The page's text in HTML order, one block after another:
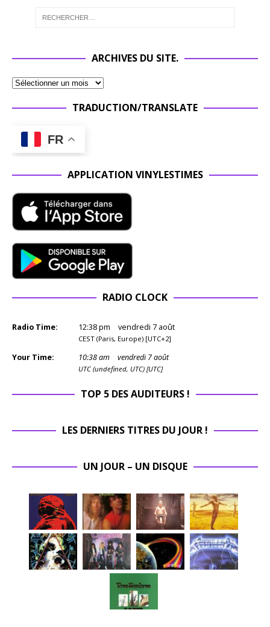
ARCHIVES DU SITE.
TRADUCTION/TRANSLATE
FR
APPLICATION VINYLESTIMES
RADIO CLOCK
Radio Time: 12:38pm vendredi 7 août
CEST (Paris, Europe) [UTC+2]
Your Time: 10:38am vendredi 7 août
UTC (undefined, UTC) [UTC]
TOP 5 DES AUDITEURS !
LES DERNIERS TITRES DU JOUR !
UN JOUR – UN DISQUE